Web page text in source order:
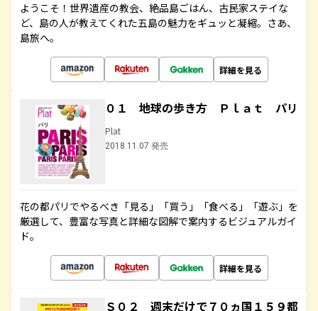
ようこそ！世界遺産の教会、絶品島ごはん、古民家ステイな
ど、島の人が教えてくれた五島の魅力をギュッと凝縮。さあ、
島旅へ。
詳細を見る
０１ 地球の歩き方 Ｐｌａｔ パリ
Plat
2018.11.07 発売
花の都パリでやるべき「見る」「買う」「食べる」「遊ぶ」を
厳選して、豊富な写真と詳細な図解で案内するビジュアルガイ
ド。
詳細を見る
Ｓ０２ 週末だけで７０ヵ国１５９都